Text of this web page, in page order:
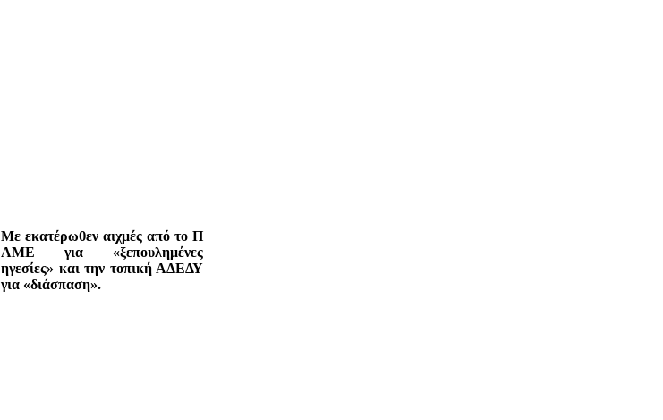
Με εκατέρωθεν αιχμές από το Π
ΑΜΕ για «ξεπουλημένες
ηγεσίες» και την τοπική ΑΔΕΔΥ
για «διάσπαση».